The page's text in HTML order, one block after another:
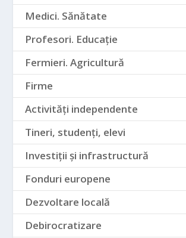
Medici. Sănătate
Profesori. Educație
Fermieri. Agricultură
Firme
Activități independente
Tineri, studenți, elevi
Investiții și infrastructură
Fonduri europene
Dezvoltare locală
Debirocratizare